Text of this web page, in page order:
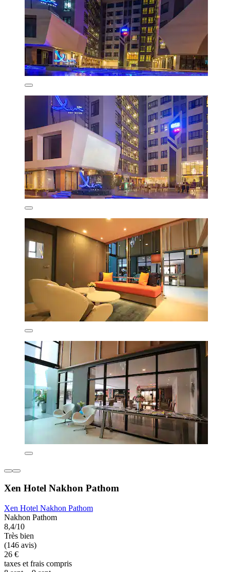
Xen Hotel Nakhon Pathom
Xen Hotel Nakhon Pathom
Nakhon Pathom
8,4/10
Très bien
(146 avis)
26 €
taxes et frais compris